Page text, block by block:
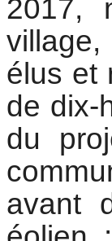
2017,
élus et
de dix-
du
avant